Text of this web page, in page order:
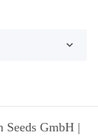
Seeds GmbH |